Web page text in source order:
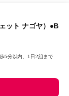
ット ナゴヤ）●B
5分以内 1日2組まで